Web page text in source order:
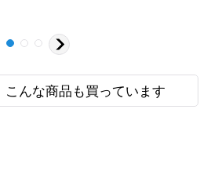
んな商品も買っています